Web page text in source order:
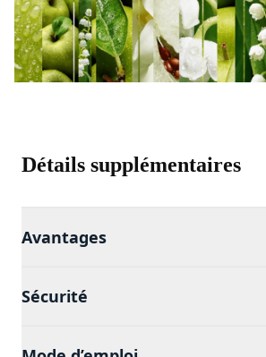
Détails supplémentaires
Avantages
Sécurité